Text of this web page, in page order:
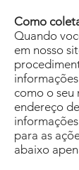
Como
Quando
em nosso
como o seu
endereço
para as
abaixo